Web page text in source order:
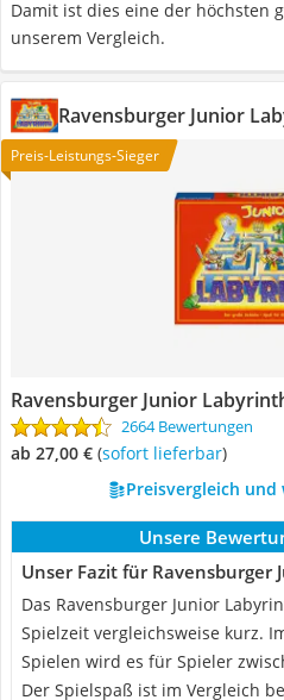
Damit ist dies eine der höchsten
unserem Vergleich.
Ravensburger Junior
Preis-Leistungs-Sieger
Ravensburger Junior
2664 Bewertungen
ab 27,00 € ( Sofort lieferbar)
Preisvergleich
Unsere
Unser Fazit für Ravensburger
Das Ravensburger Junior
Spielzeit vergleichsweise kurz.
Spielen wird es für Spieler
Der Spielspaß ist im Vergleich